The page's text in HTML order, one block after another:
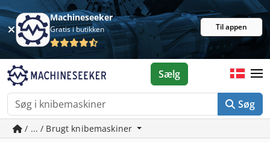
Machineseeker
Gratis i butikken Til appen
Søg
Sælg
/ ... / Brugt knibemaskiner